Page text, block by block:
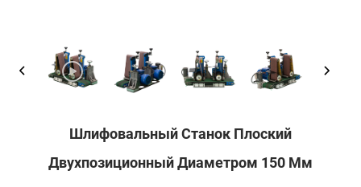
Шлифовальный Станок Плоский
Двухпозиционный Диаметром 150 Мм